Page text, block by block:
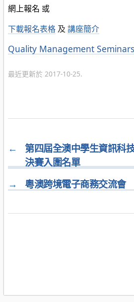
網上報名 或
下載報名表格 及 講座簡介
分
Quality Management
最近更新於 2017-10-25.
←
第四屆全澳中學生資訊科
決賽入圍名單
→
粵澳跨境電子商務交流會